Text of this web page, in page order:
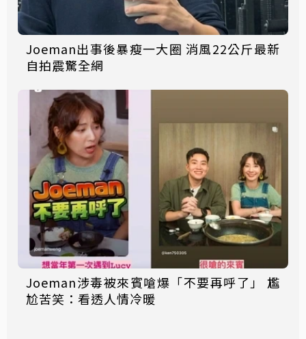
Joeman出事後暴瘦一大圈 消風22公斤最新
自拍震驚全網
Joeman涉毒被來賓嗆爆「不要再呼了」 尷
尬苦笑：看透人情冷暖